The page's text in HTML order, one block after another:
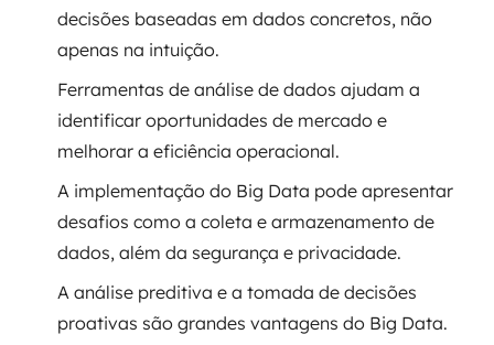
Transformação digital
UX / UI design
Sustentar operações com eficiência
Sustentação de aplicações
Monitoramento 24x7
decisões baseadas em dados concretos, não
apenas na intuição.
Ferramentas de análise de dados ajudam a
identificar oportunidades de mercado e
melhorar a eficiência operacional.
A implementação do Big Data pode apresentar
desafios como a coleta e armazenamento de
dados, além da segurança e privacidade.
A análise preditiva e a tomada de decisões
proativas são grandes vantagens do Big Data.